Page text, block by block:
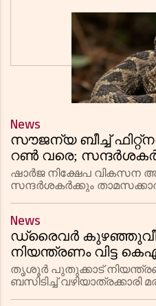
പാമ്പുകടിയേറ്റത്.
ബുധനാഴ്ച രാവി
News
സൗജന്യ ബീച്ച്
റൺ വരെ;
വേനൽക്കാല
ഷാർജ നിക്ഷേപ വികസന
സന്ദർശകർക്കും
റൺ, സമ്മർ ക്യാമ്പ്, ന
News
ഡ്രൈവർ
നിയന്ത്രണം വിട്ട
ബസിടിച്ച്
തൃശൂർ പുതുക്കാട്
ബസിടിച്ച് വഴിയാത്രക്കാരി